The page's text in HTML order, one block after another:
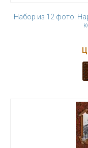
Набор из 12 фото.